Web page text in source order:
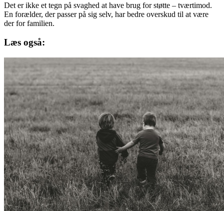
Det er ikke et tegn på svaghed at have brug for støtte – tværtimod.
En forælder, der passer på sig selv, har bedre overskud til at være
der for familien.
Læs også: